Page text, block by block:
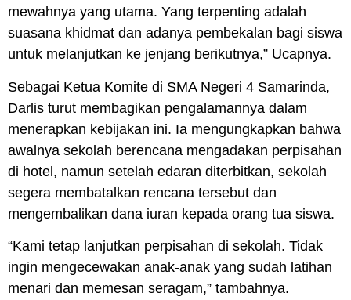
mewahnya yang utama. Yang terpenting adalah
suasana khidmat dan adanya pembekalan bagi siswa
untuk melanjutkan ke jenjang berikutnya,” Ucapnya.
Sebagai Ketua Komite di SMA Negeri 4 Samarinda,
Darlis turut membagikan pengalamannya dalam
menerapkan kebijakan ini. Ia mengungkapkan bahwa
awalnya sekolah berencana mengadakan perpisahan
di hotel, namun setelah edaran diterbitkan, sekolah
segera membatalkan rencana tersebut dan
mengembalikan dana iuran kepada orang tua siswa.
“Kami tetap lanjutkan perpisahan di sekolah. Tidak
ingin mengecewakan anak-anak yang sudah latihan
menari dan memesan seragam,” tambahnya.